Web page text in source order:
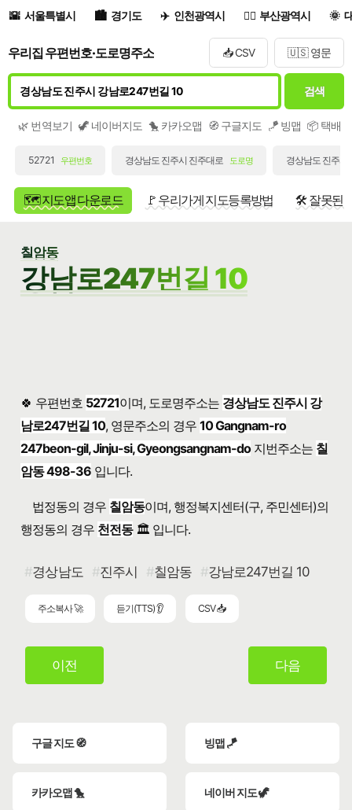
서울특별시 경기도 인천광역시 부산광역시
우리집 우편번호·도로명주소 📥 CSV 🇺🇸 영문
검색
🌿 번역보기 🦖 네이버지도 🐤 카카오맵 🧭 구글지도 🪁 빙맵 📦 택배/
52721 우편번호 경상남도 진주시 진주대로 도로명 경상남도 진주시
🗺️ 지도앱 다운로드 🚩 우리가게 지도등록방법 🛠️ 잘못된
칠암동
강남로247번길 10
🍀 우편번호 52721이며, 도로명주소는 경상남도 진주시 강
남로247번길 10, 영문주소의 경우10 Gangnam-ro
247beon-gil, Jinju-si, Gyeongsangnam-do지번주소는 칠
암동 498-36입니다.
법정동의 경우 칠암동이며, 행정복지센터(구, 주민센터)의
행정동의 경우 천전동🏛️ 입니다.
경상남도 진주시 칠암동 강남로247번길 10
주소복사 🚀 듣기(TTS) 👂 CSV 📥
이전 다음
구글 지도 🧭 빙맵 🪁
카카오맵 🐤 네이버 지도 🦖